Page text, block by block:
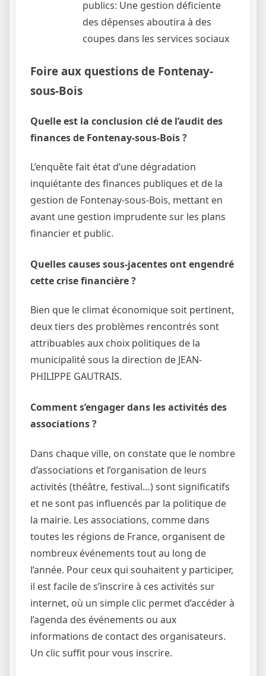
publics: Une gestion déficiente
des dépenses aboutira à des
coupes dans les services sociaux
Foire aux questions de Fontenay-
sous-Bois
Quelle est la conclusion clé de l’audit des
finances de Fontenay-sous-Bois ?
L’enquête fait état d’une dégradation
inquiétante des finances publiques et de la
gestion de Fontenay-sous-Bois, mettant en
avant une gestion imprudente sur les plans
financier et public.
Quelles causes sous-jacentes ont engendré
cette crise financière ?
Bien que le climat économique soit pertinent,
deux tiers des problèmes rencontrés sont
attribuables aux choix politiques de la
municipalité sous la direction de JEAN-
PHILIPPE GAUTRAIS.
Comment s’engager dans les activités des
associations ?
Dans chaque ville, on constate que le nombre
d’associations et l’organisation de leurs
activités (théâtre, festival…) sont significatifs
et ne sont pas influencés par la politique de
la mairie. Les associations, comme dans
toutes les régions de France, organisent de
nombreux événements tout au long de
l’année. Pour ceux qui souhaitent y participer,
il est facile de s’inscrire à ces activités sur
internet, où un simple clic permet d’accéder à
l’agenda des événements ou aux
informations de contact des organisateurs.
Un clic suffit pour vous inscrire.